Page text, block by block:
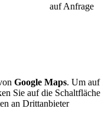
auf Anfrage
Google Maps. Um auf
Sie auf die Schaltfläche
an Drittanbieter